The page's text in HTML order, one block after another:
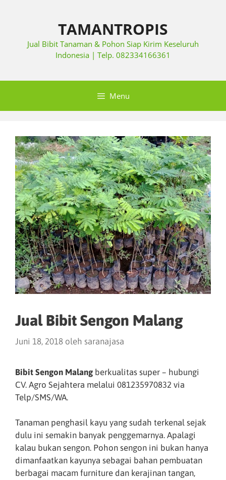
TAMANTROPIS
Jual Bibit Tanaman & Pohon Siap Kirim Keseluruh
Indonesia | Telp. 082334166361
Menu
Jual Bibit Sengon Malang
Juni 18, 2018 oleh saranajasa
Bibit Sengon Malang berkualitas super – hubungi
CV. Agro Sejahtera melalui 081235970832 via
Telp/SMS/WA.
Tanaman penghasil kayu yang sudah terkenal sejak
dulu ini semakin banyak penggemarnya. Apalagi
kalau bukan sengon. Pohon sengon ini bukan hanya
dimanfaatkan kayunya sebagai bahan pembuatan
berbagai macam furniture dan kerajinan tangan,